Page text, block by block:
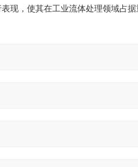
现，使其在工业流体处理领域占据